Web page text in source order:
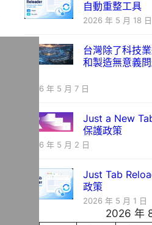
自動重整工具
2026 年 5 月 18 日
台灣除了科技
和製造無意義
2026 年 5 月 7 日
Just a New
保護政策
2026 年 5 月 2 日
Just Tab
政策
2026 年 5 月 1 日
2026 年